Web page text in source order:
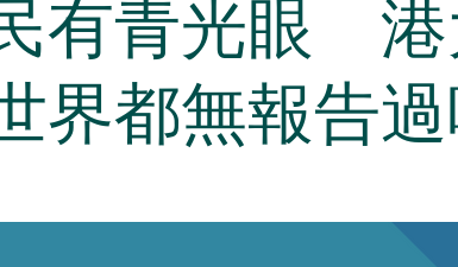
有青光眼 港
界都無報告